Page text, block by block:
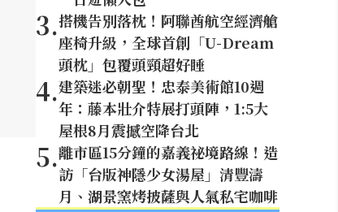
3.搭機告別落枕！阿聯酋航空經濟艙
座椅升級，全球首創「U-Dream
頭枕」包覆頭頸超好睡
4.建築迷必朝聖！忠泰美術館10週
年：藤本壯介特展打頭陣，1:5大
屋根8月震撼空降台北
5.離市區15分鐘的嘉義祕境路線！造
訪「台版神隱少女湯屋」清豐濤
月、湖景窯烤披薩與人氣私宅咖啡